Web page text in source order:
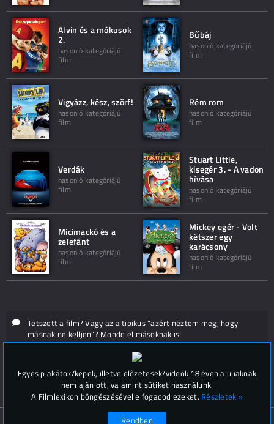
Alvin és a mókusok
2.
hasonló kategóriájú
film
Bűbáj
hasonló kategóriájú
film
Vigyázz, kész, szörf!
hasonló kategóriájú
film
Rém rom
hasonló kategóriájú
film
Verdák
hasonló kategóriájú
film
Stuart Little,
kisegér 3. - A vadon
hívása
hasonló kategóriájú
film
Micimackó és a
zelefánt
hasonló kategóriájú
film
Mickey egér - Volt
kétszer egy
karácsony
hasonló kategóriájú
film
Tetszett a film? Vagy az a tipikus "azért néztem meg, hogy
másnak ne kelljen"? Mondd el másoknak is!
Hozzászólások (
© Filmlexikon 2019-2026 Kapcsolat, impresszum
Egyes plakátok/képek, illetve előzetesek/videók 18 éven aluliaknak
nem ajánlott, valamint sütiket használunk.
A Filmlexikon böngészésével elfogadod ezeket. Részletek »
Rendben